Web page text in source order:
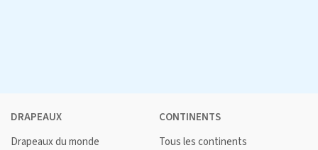
DRAPEAUX
Drapeaux du monde
CONTINENTS
Tous les continents